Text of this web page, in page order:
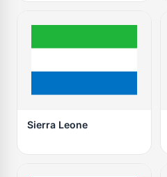
Sierra Leone